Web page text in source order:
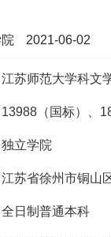
2021-06-02
苏师范大学科文
（国标）、
立学院
苏省徐州市铜山
日制普通本科